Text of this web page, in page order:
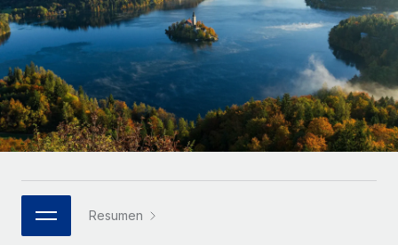
INFRAESTRUCTURA
Conexión Remote
Integra los RR. HH. en tus flujos de trabajo sin
complicaciones.
Plataforma
Funciones esenciales de RR. HH. integradas para tu
Conectar
Conecta cualquier herramienta de IA con Remote
Mediana empresa
Amplía tu equipo con soluciones de RR. HH.
personalizadas.
Empresa
RR. HH. globales para grandes empresas.
ASOCIARSE
Socios tecnológicos estratégicos
Integra la gestión de los RR. HH. globales en tu
Guías y recursos
Casos prácticos
Glosario de RR. HH.
Listas de verificación y plantillas
Biblioteca de descripciones de puestos
Webinarios
Español
Italiano
Português (Portugal)
日本語
한국어
中文（简体）Resumen